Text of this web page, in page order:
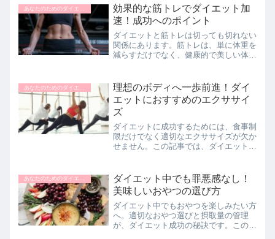
摂ることが大切なんです。そこでおすす
めなのが、フルーツを使っ...
効果的な筋トレでダイエット加
速！成功へのポイント
ダイエットと筋トレは切っても切れない
関係にあります。筋トレは、単に体重を
減らすだけでなく、健康的で美しい体を
重要性、効果的なトレーニング方法、お
よび適切なタイミング、時...
理想のボディへ一歩前進！ダイ
エットにおすすめのエクササイ
ズ
ダイエットに成功するためには、食事制
限だけでなく適切なエクササイズが欠か
せません。この記事では、ダイエットに
素運動から筋力トレーニングまで、バラ
ンスの良いエクササイズを通...
あなたのためのダイエットナビ
ダイエット中でも罪悪感なし！
美味しいおやつの選び方
ダイエット中でもおやつを楽しみたい方
へ。適切なおやつ選びと摂取量の管理
が、ダイエット成功の秘訣です。この記